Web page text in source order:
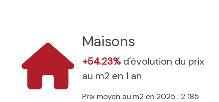
Maisons
+54.23% d'évolution du prix
au m2 en 1 an
Prix moyen au m2 en 2025 : 2 185